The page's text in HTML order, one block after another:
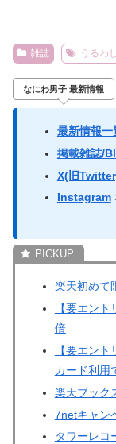
雑誌 うるわ
なにわ男子 最新情報
最新情報一
掲載雑誌/
X(旧
Instagram
楽天初めて
【要エン
倍
【要エン
カード利用
楽天ブック
7netキャン
タワーレコ